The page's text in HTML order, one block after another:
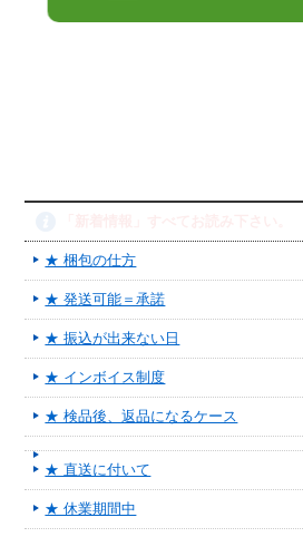
★ 梱包の仕方
★ 発送可能＝承諾
★ 振込が出来ない日
★ インボイス制度
★ 検品後、返品になるケース
★ 直送に付いて
★ 休業期間中